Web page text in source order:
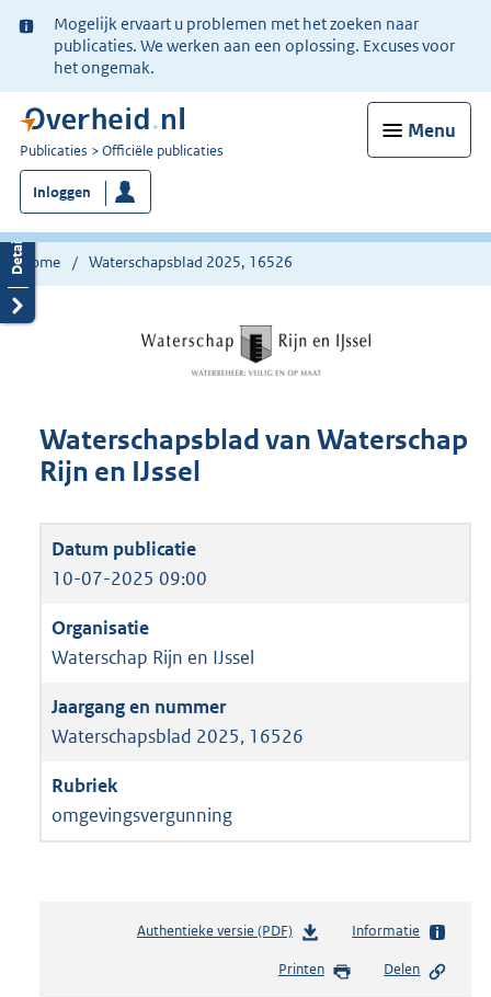
Ter
informatie:
Mogelijk ervaart u problemen met het zoeken naar
publicaties. We werken aan een oplossing. Excuses voor
het ongemak.
Menu
U
bent
nu
hier:
Publicaties Officiële publicaties
Inloggen
Home Waterschapsblad 2025, 16526
Waterschapsblad van Waterschap
Rijn en IJssel
10-07-2025 09:00
Waterschap Rijn en IJssel
Waterschapsblad 2025, 16526
omgevingsvergunning
Authentieke versie (PDF)b
s
Informatie
Printen Delen